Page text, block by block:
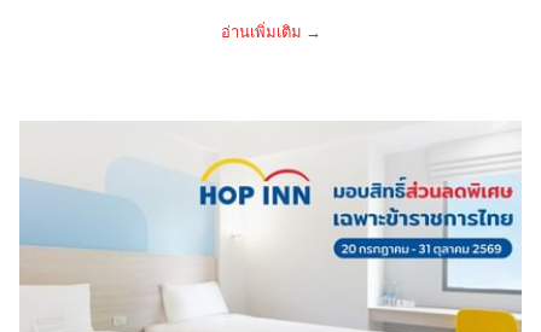
อ่านเพิ่มเติม